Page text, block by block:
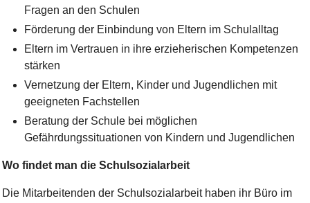
Fragen an den Schulen
Förderung der Einbindung von Eltern im Schulalltag
Eltern im Vertrauen in ihre erzieherischen Kompetenzen
stärken
Vernetzung der Eltern, Kinder und Jugendlichen mit
geeigneten Fachstellen
Beratung der Schule bei möglichen
Gefährdungssituationen von Kindern und Jugendlichen
Wo findet man die Schulsozialarbeit
Die Mitarbeitenden der Schulsozialarbeit haben ihr Büro im